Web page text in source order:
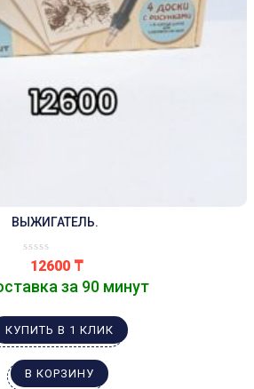
ВЫЖИГАТЕЛЬ.
12600 ₸
за 90 минут
КУПИТЬ В 1 КЛИК
В КОРЗИНУ